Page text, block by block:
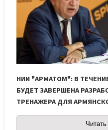
НИИ "АРМАТОМ": В
БУДЕТ ЗАВЕРШЕНА
ТРЕНАЖЕРА ДЛЯ
Читать